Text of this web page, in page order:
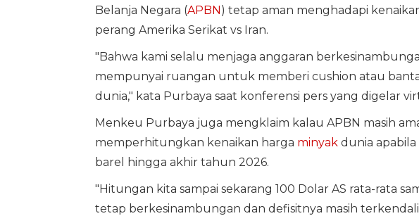
Belanja Negara (APBN) tetap aman menghadapi
perang Amerika Serikat vs Iran.
"Bahwa kami selalu menjaga anggaran
mempunyai ruangan untuk memberi cushion atau
dunia," kata Purbaya saat konferensi pers yang digelar
Menkeu Purbaya juga mengklaim kalau APBN masih
memperhitungkan kenaikan harga minyak dunia
barel hingga akhir tahun 2026.
"Hitungan kita sampai sekarang 100 Dolar AS rata-rata
tetap berkesinambungan dan defisitnya masih